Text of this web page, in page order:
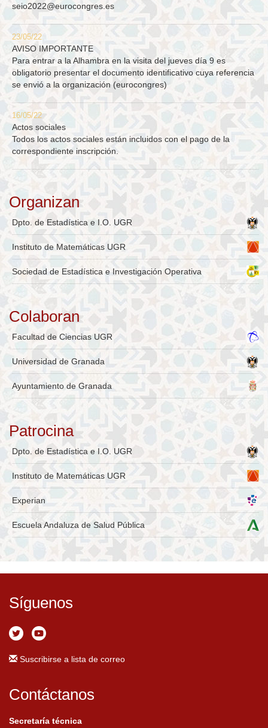
seio2022@eurocongres.es
23/05/22
AVISO IMPORTANTE
Para entrar a la Alhambra en la visita del jueves día 9 es
obligatorio presentar el documento identificativo cuya referencia
se envió a la organización (eurocongres)
16/05/22
Actos sociales
Todos los actos sociales están incluidos con el pago de la
correspondiente inscripción.
Organizan
Dpto. de Estadística e I.O. UGR
Instituto de Matemáticas UGR
Sociedad de Estadística e Investigación Operativa
Colaboran
Facultad de Ciencias UGR
Universidad de Granada
Ayuntamiento de Granada
Patrocina
Dpto. de Estadística e I.O. UGR
Instituto de Matemáticas UGR
Experian
Escuela Andaluza de Salud Pública
Síguenos
Suscribirse a lista de correo
Contáctanos
Secretaría técnica